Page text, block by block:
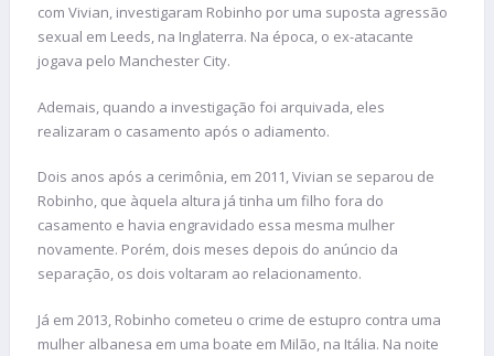
com Vivian, investigaram Robinho por uma suposta agressão
sexual em Leeds, na Inglaterra. Na época, o ex-atacante
jogava pelo Manchester City.
Ademais, quando a investigação foi arquivada, eles
realizaram o casamento após o adiamento.
Dois anos após a cerimônia, em 2011, Vivian se separou de
Robinho, que àquela altura já tinha um filho fora do
casamento e havia engravidado essa mesma mulher
novamente. Porém, dois meses depois do anúncio da
separação, os dois voltaram ao relacionamento.
Já em 2013, Robinho cometeu o crime de estupro contra uma
mulher albanesa em uma boate em Milão, na Itália. Na noite